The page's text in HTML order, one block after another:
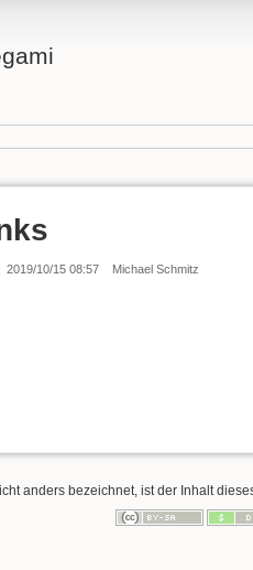
2019/10/15 08:57 Michael Schmitz
anders bezeichnet, ist der Inhalt